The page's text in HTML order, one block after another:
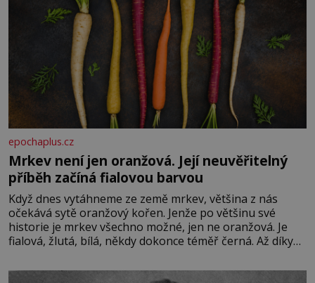
epochaplus.cz
Mrkev není jen oranžová. Její neuvěřitelný
příběh začíná fialovou barvou
Když dnes vytáhneme ze země mrkev, většina z nás
očekává sytě oranžový kořen. Jenže po většinu své
historie je mrkev všechno možné, jen ne oranžová. Je
fialová, žlutá, bílá, někdy dokonce téměř černá. Až díky
bez které si českou zahradu ani nedokážeme představit.